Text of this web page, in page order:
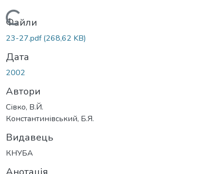
Вантажиться...
Файли
23-27.pdf(268,62 KB)
Дата
2002
Автори
Сівко, В.Й.
Константинівський, Б.Я.
Видавець
КНУБА